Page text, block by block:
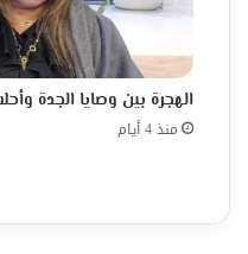
الهجرة بين وصايا الجدة
منذ 4 أيام